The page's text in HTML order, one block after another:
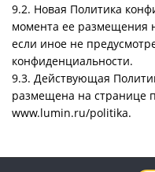
9.2. Новая Политика
момента ее размещения
если иное не
конфиденциальности.
9.3. Действующая
размещена на странице
www.lumin.ru/politika.